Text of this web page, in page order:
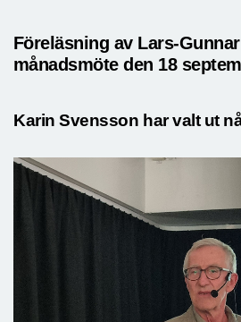
Föreläsning av Lars-
månadsmöte den 18
Karin Svensson har valt ut